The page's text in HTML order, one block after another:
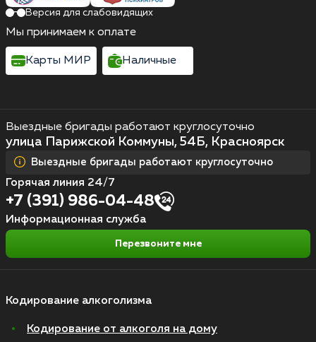
Кодирование алкоголизма
Кодирование от алкоголя на дому
Выездные бригады работают круглосуточно
улица Парижской Коммуны, 54Б, Красноярск
Выездные бригады работают круглосуточно
Горячая линия 24/7
+7 (391) 986-04-48
Информационная служба
Перезвоните мне
Версия для слабовидящих
Мы принимаем к оплате
Карты МИР Наличные